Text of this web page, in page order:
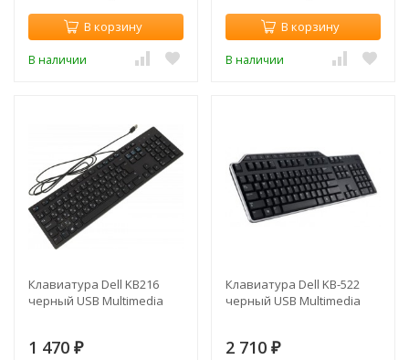
В корзину
В наличии
В корзину
В наличии
Клавиатура Dell KB216
черный USB Multimedia
1 470 ₽
Клавиатура Dell KB-522
черный USB Multimedia
2 710 ₽